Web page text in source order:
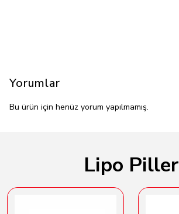
Yorumlar
Bu ürün için henüz yorum yapılmamış.
Lipo Piller